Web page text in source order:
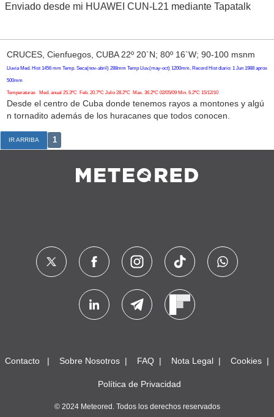
Enviado desde mi HUAWEI CUN-L21 mediante Tapatalk
CRUCES, Cienfuegos, CUBA 22º 20`N; 80º 16`W; 90-100 msnm
Lluvia Med. Hist 1456 mm Temp. Seca(nov-abril) 288mm Temp Lluv.(may-oct) 1200mm, Record Hist diario: 1 Jun 1988 aprox
500mm
Temperaturas Med. anual 25.3ºC Feb. 20.7ºC Julio 28.2ºC Max. 36.2ºC 02/05/09 Min. 6.2ºC 15/12/10
Desde el centro de Cuba donde tenemos rayos a montones y algú
n tornadito además de los huracanes que todos conocen.
IR ARRIBA 1
Contacto Sobre Nosotros FAQ Nota Legal Cookies
Política de Privacidad
© 2024 Meteored. Todos los derechos reservados